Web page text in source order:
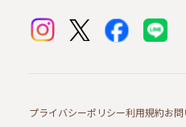
プライバシーポリシー利用規約お